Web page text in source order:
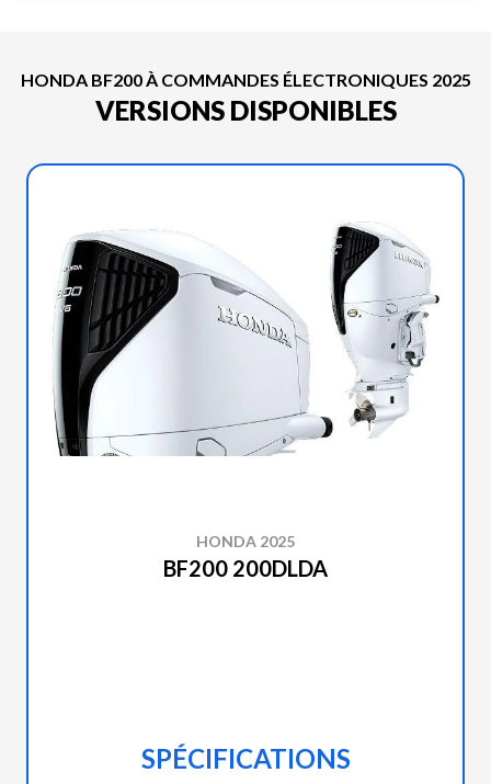
HONDA BF200 À COMMANDES ÉLECTRONIQUES 2025
VERSIONS DISPONIBLES
HONDA 2025
BF200 200DLDA
SPÉCIFICATIONS